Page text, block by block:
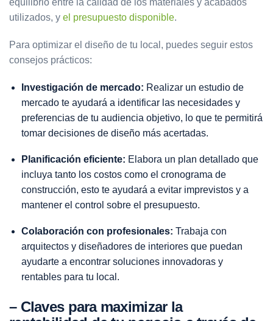
equilibrio entre la calidad de los materiales y acabados
utilizados, y el presupuesto disponible.
Para optimizar el diseño de tu local, puedes seguir estos
consejos prácticos:
Investigación de mercado: Realizar un estudio de
mercado te ayudará a identificar las necesidades y
preferencias de tu audiencia objetivo, lo que te permitirá
tomar decisiones de diseño más acertadas.
Planificación eficiente: Elabora un plan detallado que
incluya tanto los costos como el cronograma de
construcción, esto te ayudará a evitar imprevistos y a
mantener el control sobre el presupuesto.
Colaboración con profesionales: Trabaja con
arquitectos y diseñadores de interiores que puedan
ayudarte a encontrar soluciones innovadoras y
rentables para tu local.
– Claves para maximizar la